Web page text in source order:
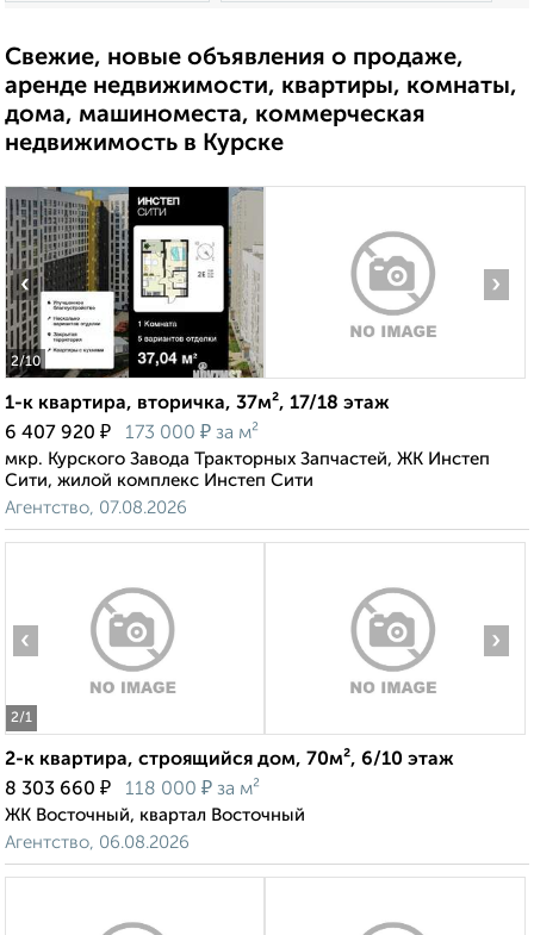
Свежие, новые объявления о продаже,
аренде недвижимости, квартиры, комнаты,
дома, машиноместа, коммерческая
недвижимость в Курске
2/10
‹ ›
1-к квартира, вторичка, 37м², 17/18 этаж
6 407 920 ₽ 173 000 ₽ за м²
мкр. Курского Завода Тракторных Запчастей, ЖК Инстеп
Сити, жилой комплекс Инстеп Сити
Агентство, 07.08.2026
2/1
‹ ›
2-к квартира, строящийся дом, 70м², 6/10 этаж
8 303 660 ₽ 118 000 ₽ за м²
ЖК Восточный, квартал Восточный
Агентство, 06.08.2026